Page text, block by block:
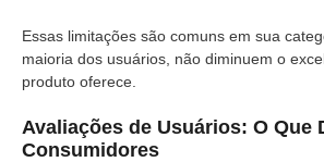
Essas limitações são comuns em sua
maioria dos usuários, não diminuem o
produto oferece.
Avaliações de Usuários: O Que
Consumidores